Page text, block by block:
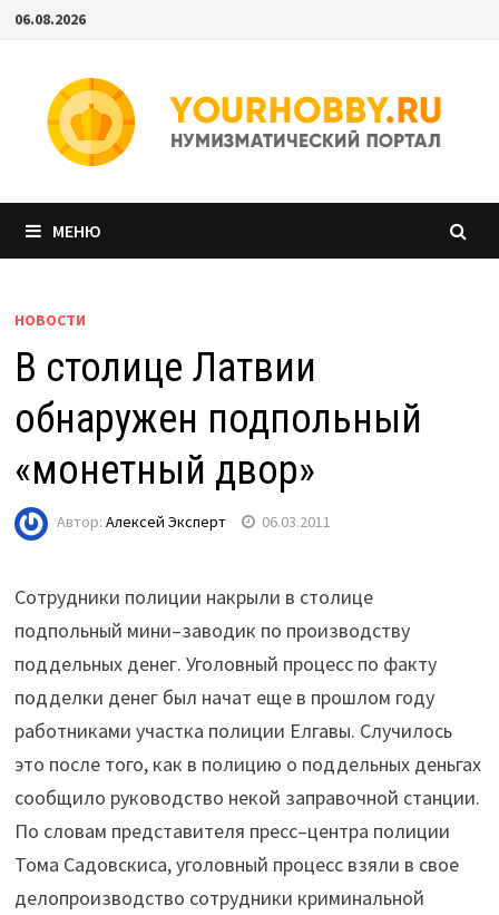
Перейти
содержимому
06.08.2026
МЕНЮ
НОВОСТИ
В столице Латвии
обнаружен подпольный
«монетный двор»
Автор: Алексей Эксперт 06.03.2011
Сотрудники полиции накрыли в столице
подпольный мини–заводик по производству
поддельных денег. Уголовный процесс по факту
подделки денег был начат еще в прошлом году
работниками участка полиции Елгавы. Случилось
это после того, как в полицию о поддельных деньгах
сообщило руководство некой заправочной станции.
По словам представителя пресс–центра полиции
Тома Садовскиса, уголовный процесс взяли в свое
делопроизводство сотрудники криминальной